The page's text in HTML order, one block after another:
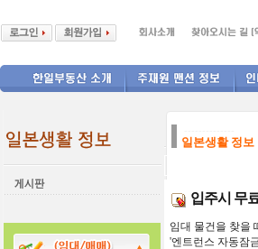
일본생활 정보
입주시 무
임대 물건을 찾을
'엔트런스 자동잠